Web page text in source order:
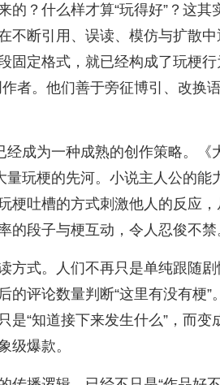
的？什么样才算“玩得好”？这
不断引用、误读、模仿与扩散
固定格式，就已经构成了玩梗
作者。他们善于旁征博引、改换
经成为一种成熟的创作策略。
量玩梗的先河。小说主人公的
梗吐槽的方式刺激他人的反应
的段子与梗互动，令人忍俊不禁
方式。人们不再只是单纯跟随
的评论数量判断“这里有没有梗”
是“知道接下来发生什么”，而
级爆款。